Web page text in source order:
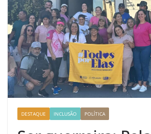
DESTAQUE INCLUSÃO POLÍTICA